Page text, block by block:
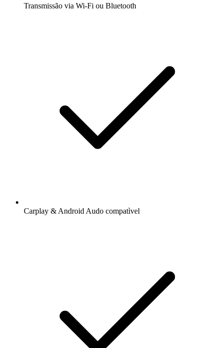
Transmissão via Wi-Fi ou Bluetooth
Carplay & Android Audo compatìvel